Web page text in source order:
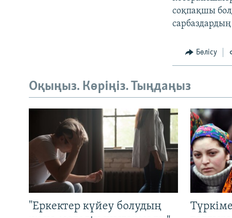
соқпақшы
Бөлісу
Оқыңыз. Көріңіз. Тыңдаңыз
"Еркектер күйеу болудың